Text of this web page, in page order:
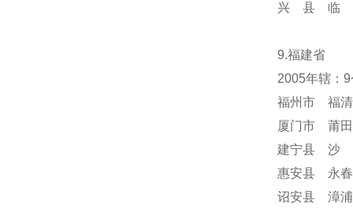
兴 县 临
9.福建省
2005年辖：
福州市 福
厦门市 莆
建宁县 沙
惠安县 永
诏安县 漳